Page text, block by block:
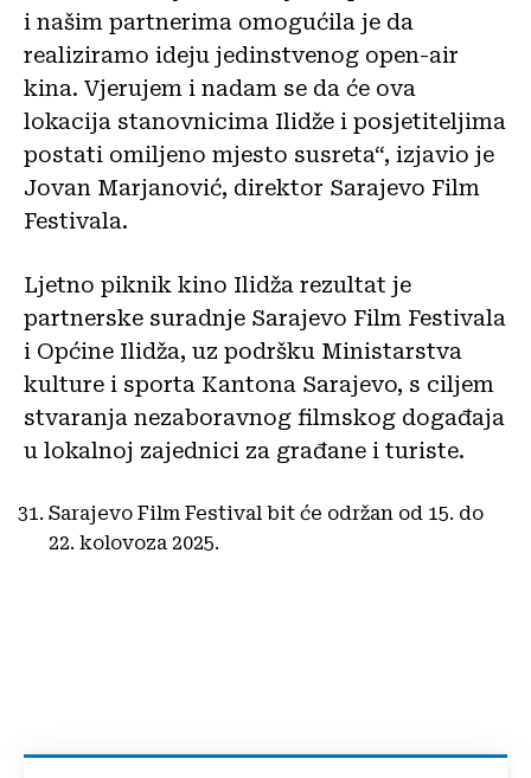
i našim partnerima omogućila je da
realiziramo ideju jedinstvenog open-air
kina. Vjerujem i nadam se da će ova
lokacija stanovnicima Ilidže i posjetiteljima
postati omiljeno mjesto susreta“, izjavio je
Jovan Marjanović, direktor Sarajevo Film
Festivala.
Ljetno piknik kino Ilidža rezultat je
partnerske suradnje Sarajevo Film Festivala
i Općine Ilidža, uz podršku Ministarstva
kulture i sporta Kantona Sarajevo, s ciljem
stvaranja nezaboravnog filmskog događaja
u lokalnoj zajednici za građane i turiste.
Sarajevo Film Festival bit će održan od 15. do
22. kolovoza 2025.